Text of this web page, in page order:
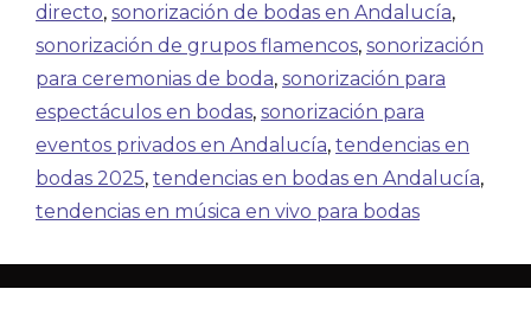
directo, sonorización de bodas en Andalucía,
sonorización de grupos flamencos, sonorización
para ceremonias de boda, sonorización para
espectáculos en bodas, sonorización para
eventos privados en Andalucía, tendencias en
bodas 2025, tendencias en bodas en Andalucía,
tendencias en música en vivo para bodas